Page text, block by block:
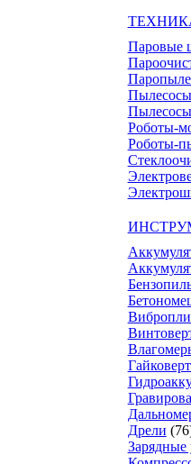
Паровые
Пылесосы
Роботы-
Роботы-
Дрели
Зарядные